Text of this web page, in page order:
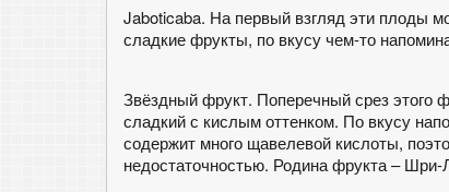
Jaboticaba. На первый взгляд эти плоды
сладкие фрукты, по вкусу чем-то
Звёздный фрукт. Поперечный срез этого
сладкий с кислым оттенком. По вкусу
содержит много щавелевой кислоты,
недостаточностью. Родина фрукта – Шри-